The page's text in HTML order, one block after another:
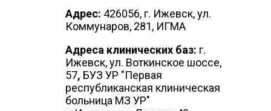
Адрес: 426056, г. Ижевск, ул.
Коммунаров, 281, ИГМА
Адреса клинических баз: г.
Ижевск, ул. Воткинское шоссе,
57, БУЗ УР "Первая
республиканская клиническая
больница МЗ УР"